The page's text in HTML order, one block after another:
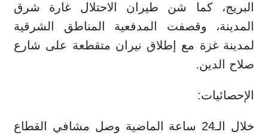
البريج، كما شن طيران الاحتلال غارة شرق
المدينة، وقصفت المدفعية المناطق الشرقية
لمدينة غزة مع إطلاق نيران متقطعة على شارع
صلاح الدين.
الإحصائيات:
خلال الـ24 ساعة الماضية وصل مشافي القطاع